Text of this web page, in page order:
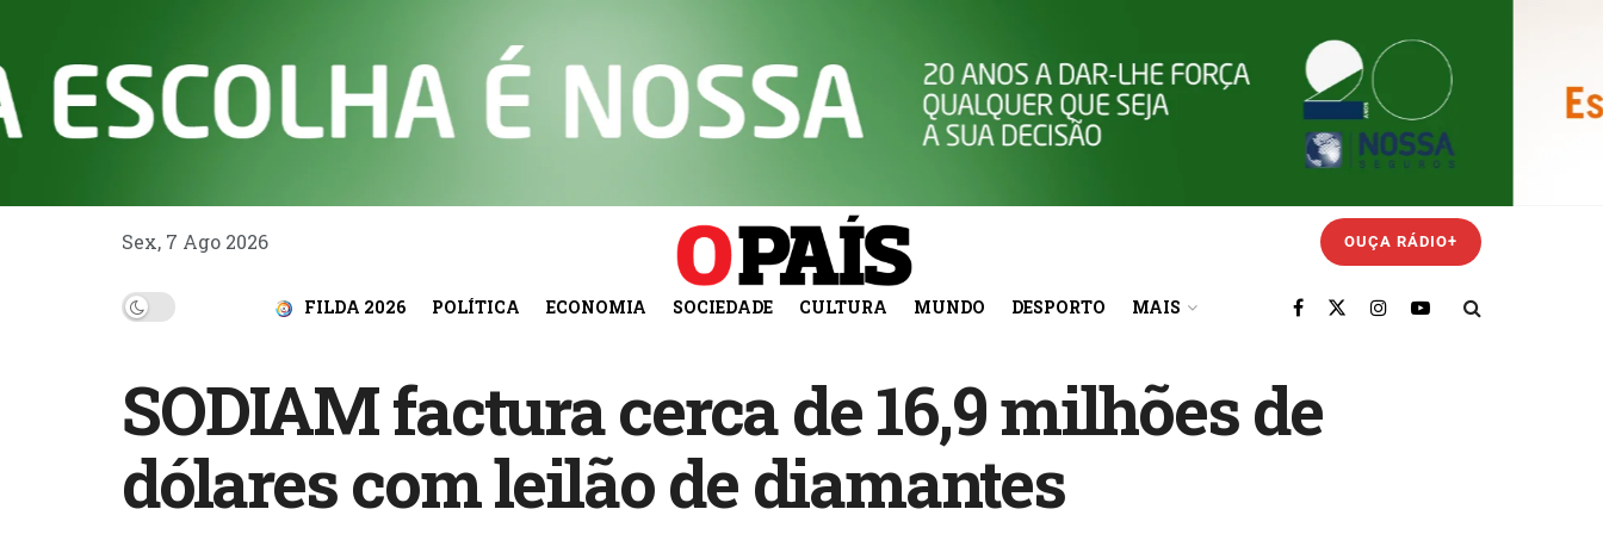
Sex, 7 Ago 2026 OUÇA RÁDIO+
FILDA 2026 POLÍTICA ECONOMIA SOCIEDADE CULTURA MUNDO DESPORTO MAIS
SODIAM factura cerca de 16,9 milhões de
dólares com leilão de diamantes